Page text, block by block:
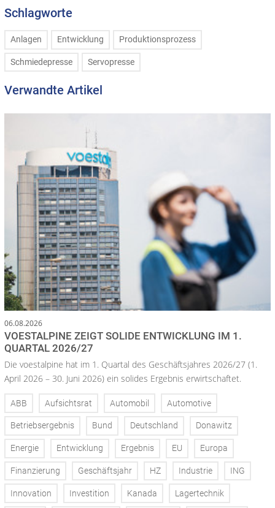
Schlagworte
Anlagen Entwicklung Produktionsprozess
Schmiedepresse Servopresse
Verwandte Artikel
06.08.2026
VOESTALPINE ZEIGT SOLIDE ENTWICKLUNG IM 1.
QUARTAL 2026/27
Die voestalpine hat im 1. Quartal des Geschäftsjahres 2026/27 (1.
April 2026 – 30. Juni 2026) ein solides Ergebnis erwirtschaftet.
ABB Aufsichtsrat Automobil Automotive
Betriebsergebnis Bund Deutschland Donawitz
Energie Entwicklung Ergebnis EU Europa
Finanzierung Geschäftsjahr HZ Industrie ING
Innovation Investition Kanada Lagertechnik